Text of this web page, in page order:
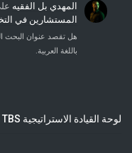
المهدي بل الفقيه
المستشارين في
هل تقصد عنوان البحث
باللغة العربية.
لوحة القيادة الاستراتيجية TBS